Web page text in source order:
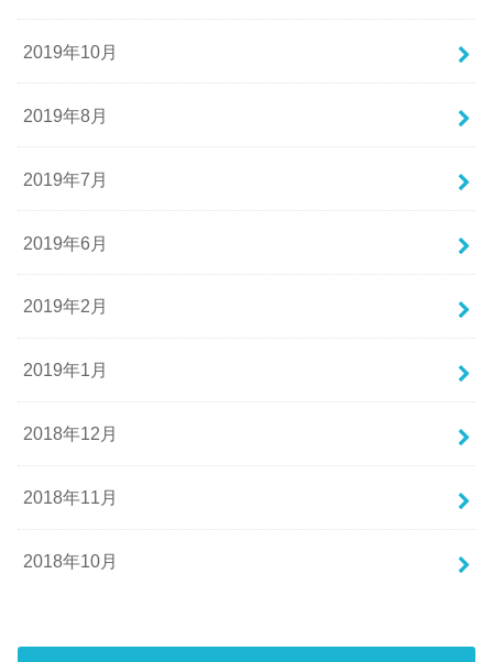
2019年10月
2019年8月
2019年7月
2019年6月
2019年2月
2019年1月
2018年12月
2018年11月
2018年10月